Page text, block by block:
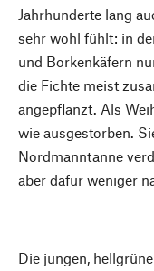
Jahrhunderte lang
sehr wohl fühlt: in
und Borkenkäfern
die Fichte meist
angepflanzt. Als
wie ausgestorben.
Nordmanntanne
aber dafür weniger
Die jungen,